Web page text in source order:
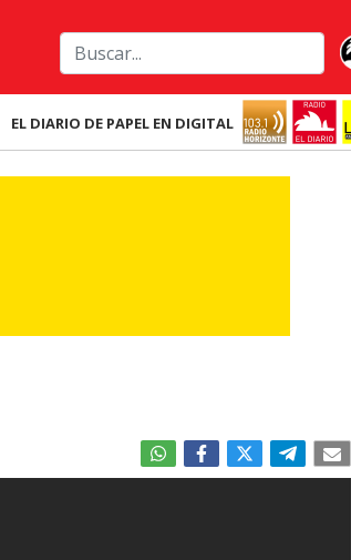
EL DIARIO DE PAPEL EN DIGITAL